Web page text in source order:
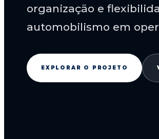
organização e
automobilismo em
EXPLORAR O PROJETO